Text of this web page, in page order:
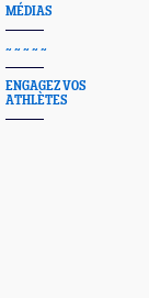
MÉDIAS
~ ~ ~ ~ ~
ENGAGEZ VOS
ATHLÈTES